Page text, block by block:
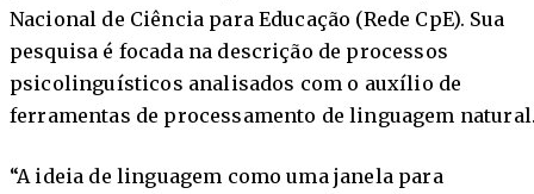
Nacional de Ciência para Educação (Rede CpE). Sua
pesquisa é focada na descrição de processos
psicolinguísticos analisados com o auxílio de
ferramentas de processamento de linguagem
“A ideia de linguagem como uma janela para